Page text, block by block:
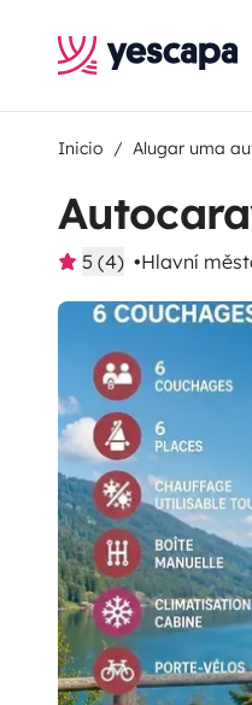
Inicio Alugar uma
5 (4) Hlavní